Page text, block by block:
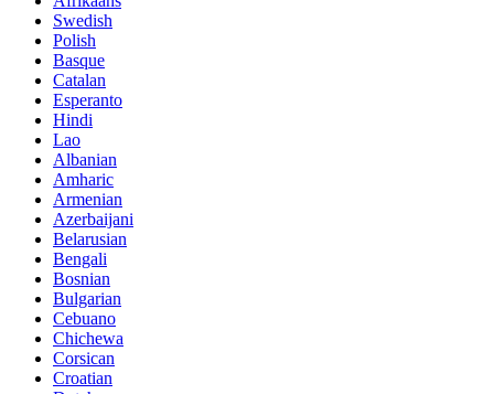
Swedish
Polish
Basque
Catalan
Esperanto
Hindi
Lao
Albanian
Amharic
Armenian
Azerbaijani
Belarusian
Bengali
Bosnian
Bulgarian
Cebuano
Chichewa
Corsican
Croatian